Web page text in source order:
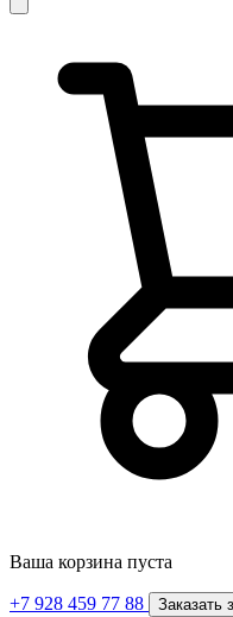
Ваша корзина пуста
+7 928 459 77 88 Заказать